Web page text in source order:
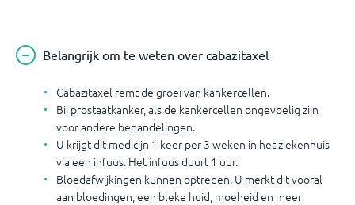
Belangrijk om te weten over cabazitaxel
Cabazitaxel remt de groei van kankercellen.
Bij prostaatkanker, als de kankercellen ongevoelig zijn
voor andere behandelingen.
U krijgt dit medicijn 1 keer per 3 weken in het ziekenhuis
via een infuus. Het infuus duurt 1 uur.
Bloedafwijkingen kunnen optreden. U merkt dit vooral
aan bloedingen, een bleke huid, moeheid en meer